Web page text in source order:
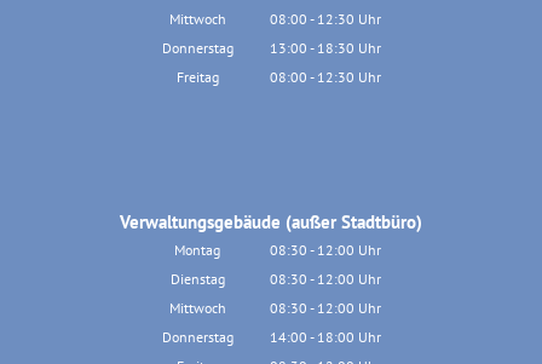
Von 13:30 bis 16:30 Uhr
Mittwoch 08:00 - 12:30 Uhr
Von 08:00 bis 12:30 Uhr
Donnerstag 13:00 - 18:30 Uhr
Von 13:00 bis 18:30 Uhr
Freitag 08:00 - 12:30 Uhr
Verwaltungsgebäude (außer Stadtbüro)
Montag 08:30 - 12:00 Uhr
Von 08:30 bis 12:00 Uhr
Dienstag 08:30 - 12:00 Uhr
Von 08:30 bis 12:00 Uhr
Mittwoch 08:30 - 12:00 Uhr
Von 08:30 bis 12:00 Uhr
Donnerstag 14:00 - 18:00 Uhr
Von 14:00 bis 18:00 Uhr